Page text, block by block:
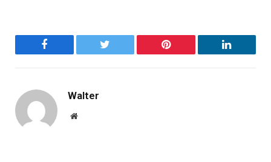
Facebook Twitter Pinterest LinkedIn
Walter
Website